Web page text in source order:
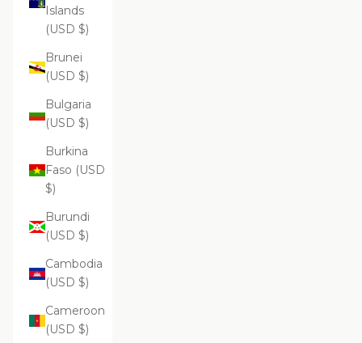
Islands
(USD $)
Brunei
(USD $)
Bulgaria
(USD $)
Burkina
Faso (USD
$)
Burundi
(USD $)
Cambodia
(USD $)
Cameroon
(USD $)